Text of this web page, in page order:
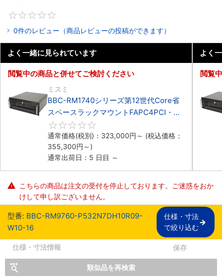
0件のレビュー（商品レビューの投稿ができます）
よく一緒に見られています
閲覧中の商品と併せてご検討ください
ミスミ
BBC-RM1740シリーズ第12世代Core省
スペースラックマウントFAPC4PCI・
3PCIe
通常価格(税別)： 323,000円 ～ (税込価格：
355,300円 ～)
通常出荷日：5 日目 ～
よく
閲覧
こちらの商品は注文の受付を停止しております。ご迷惑をおか
けして申し訳ございません。
型番: BBC-RM9760-P532N7DH10R09-
W10-16
仕様・寸法
で絞り込む
仕様・寸法情報 保存
類似品を再検索